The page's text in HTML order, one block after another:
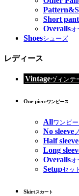
Short
Overallsオ
Shoesシューズ
レディース
Vintageヴィンテ
One pieceワンピース
Allワンピ
No sleeve
Half sleeve
Long
Overallsオ
Setupセッ
Skirtスカート